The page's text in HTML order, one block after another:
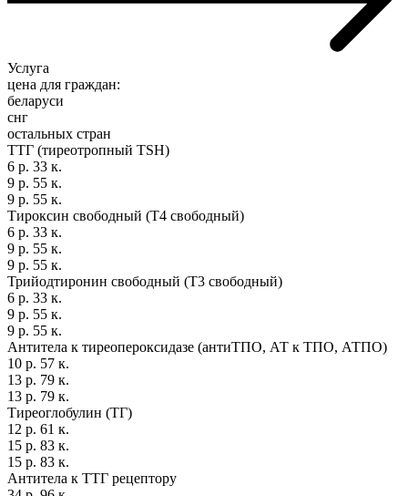
Услуга
цена для граждан:
беларуси
снг
остальных стран
ТТГ (тиреотропный TSH)
6 р. 33 к.
9 р. 55 к.
9 р. 55 к.
Тироксин свободный (Т4 свободный)
6 р. 33 к.
9 р. 55 к.
9 р. 55 к.
Трийодтиронин свободный (Т3 свободный)
6 р. 33 к.
9 р. 55 к.
9 р. 55 к.
Антитела к тиреопероксидазе (антиТПО, АТ к ТПО, АТПО)
10 р. 57 к.
13 р. 79 к.
13 р. 79 к.
Тиреоглобулин (ТГ)
12 р. 61 к.
15 р. 83 к.
15 р. 83 к.
Антитела к ТТГ рецептору